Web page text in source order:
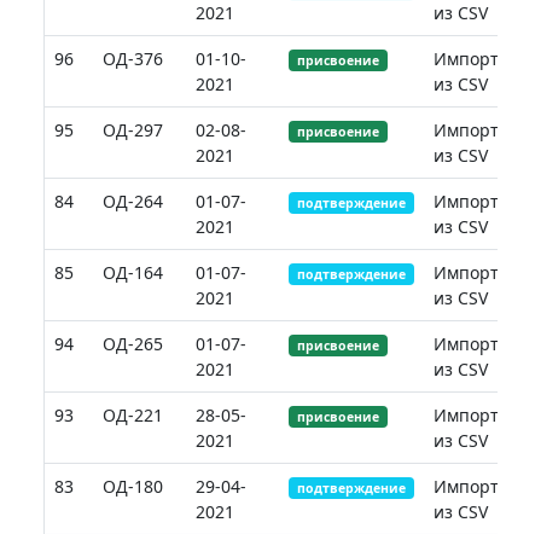
2021
из CSV
96
ОД-376
01-10-
2021
присвоение
Импорт
из CSV
95
ОД-297
02-08-
2021
присвоение
Импорт
из CSV
84
ОД-264
01-07-
2021
подтверждение
Импорт
из CSV
85
ОД-164
01-07-
2021
подтверждение
Импорт
из CSV
94
ОД-265
01-07-
2021
присвоение
Импорт
из CSV
93
ОД-221
28-05-
2021
присвоение
Импорт
из CSV
83
ОД-180
29-04-
2021
подтверждение
Импорт
из CSV